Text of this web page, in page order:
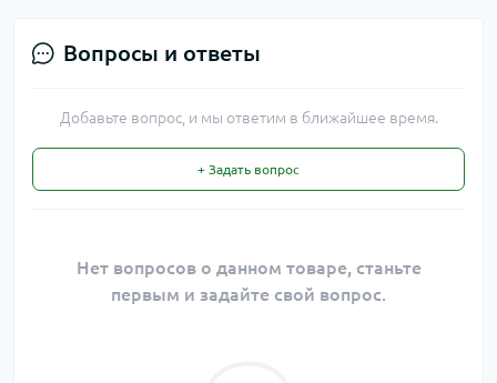
Вопросы и ответы
Добавьте вопрос, и мы ответим в ближайшее время.
+ Задать вопрос
Нет вопросов о данном товаре, станьте
первым и задайте свой вопрос.